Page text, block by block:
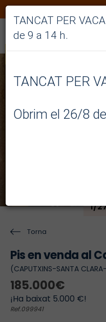
1/
RESERVAT
Torna
Pis en venda al
(CAPUTXINS-SANTA
185.000€
¡Ha baixat 5.000 €!
Ref.099941
TANCAT PER
de 9 a 14 h.
TANCAT PER
Obrim el 26/8